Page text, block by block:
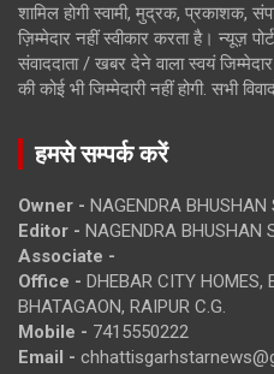
शामिल होगी स्वामी, मुद्रक, प्रकाशक,
ज़िम्मेदार नहीं स्वीकार करता है। न्यूज़
संवाददाता / खबर देने वाला स्वयं
की कोई भी जिम्मेदारी नहीं होगी. सभी
हमसे सम्पर्क करें
Owner - NAGENDRA BHUSHAN
Editor - NAGENDRA BHUSHAN
Associate -
Office - DHEBAR CITY HOMES,
BHATAGAON, RAIPUR C.G.
Mobile - 7415550222
Email -